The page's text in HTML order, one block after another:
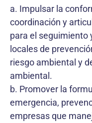
a. Impulsar la
coordinación y
para el seguimiento
locales de
riesgo ambiental y
ambiental.
b. Promover la
emergencia,
empresas que